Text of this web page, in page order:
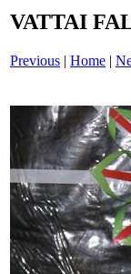
VATTAI
Previous | Home |